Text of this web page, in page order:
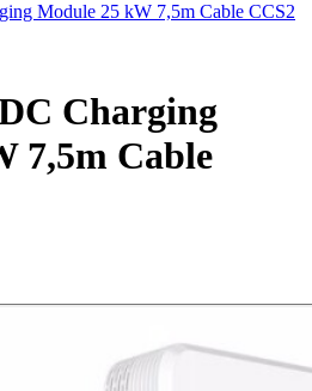
Module 25 kW 7,5m Cable CCS2
Charging
7,5m Cable